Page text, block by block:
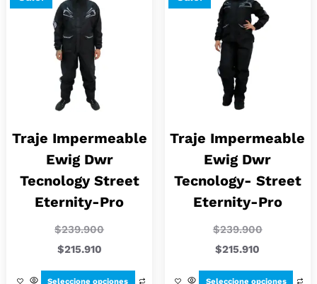
Traje Impermeable
Ewig Dwr
Tecnology Street
Eternity-Pro
$239.900
$215.910
Seleccione opciones
Traje Impermeable
Ewig Dwr
Tecnology- Street
Eternity-Pro
$239.900
$215.910
Seleccione opciones